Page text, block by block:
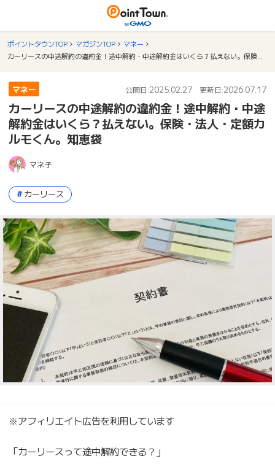
ポイントタウンTOP マガジンTOP
マネー
マネー 公開日:2025.02.27 更新日:2026.07.17
カーリースの中途解約の違約金！途中解約・中途
解約金はいくら？払えない。保険・法人・定額カ
ルモくん。知恵袋
マネ子
カーリース
※アフィリエイト広告を利用しています
「カーリースって途中解約できる？」